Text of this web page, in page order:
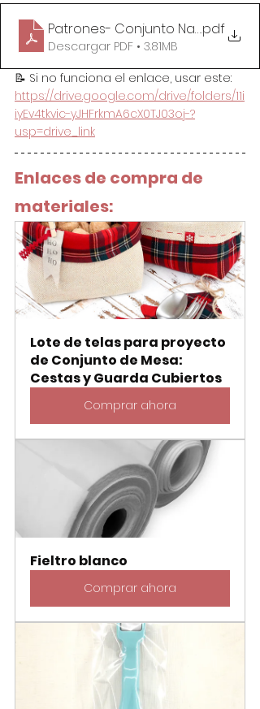
Patrones- Conjunto Navidad-
.pdf
Descargar PDF • 3.81MB
📝 Si no funciona el enlace, usar este:
https://drive.google.com/drive/folders/11i
iyEv4tkvic-yJHFrkmA6cX0TJ03oj-?
usp=drive_link
Enlaces de compra de
materiales:
Lote de telas para proyecto
de Conjunto de Mesa:
Cestas y Guarda Cubiertos
Comprar ahora
Fieltro blanco
Comprar ahora